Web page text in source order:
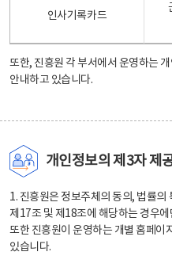
인사기록카드
또한, 진흥원 각 부서에서 운영하는
안내하고 있습니다.
개인정보의 제3자 제
1. 진흥원은 정보주체의 동의, 법률의
제17조 및 제18조에 해당하는 경우
또한 진흥원이 운영하는 개별 홈페이
있습니다.